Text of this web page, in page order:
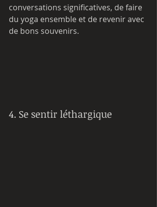
conversations significatives, de faire
du yoga ensemble et de revenir avec
de bons souvenirs.
4. Se sentir léthargique